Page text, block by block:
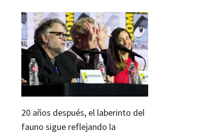
20 años después, el laberinto del
fauno sigue reflejando la